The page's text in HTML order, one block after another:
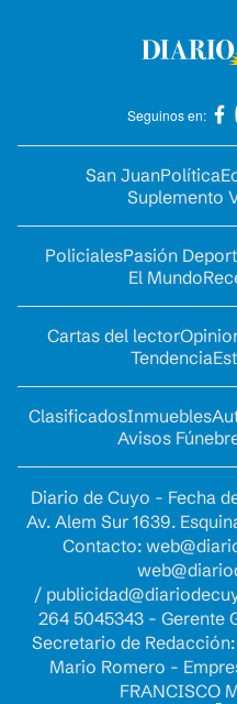
Seguinos en:
San JuanPolítica
Suplemento
PolicialesPasión
El Mundo
Cartas del lector
Tendencia
ClasificadosInmuebles
Avisos
Diario de Cuyo - Fecha
Av. Alem Sur 1639.
Contacto:
/
264 5045343 - Gerente
Secretario de
Mario Romero -
FRANCISCO